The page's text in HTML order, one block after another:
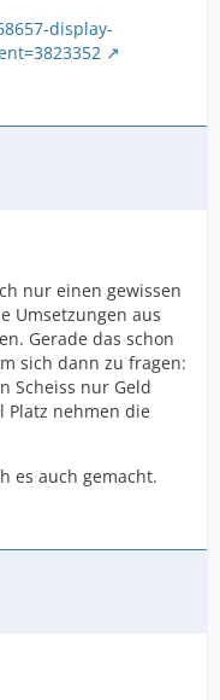
display-
nur einen gewissen
Umsetzungen aus
Gerade das schon
sich dann zu fragen:
Scheiss nur Geld
Platz nehmen die
es auch gemacht.